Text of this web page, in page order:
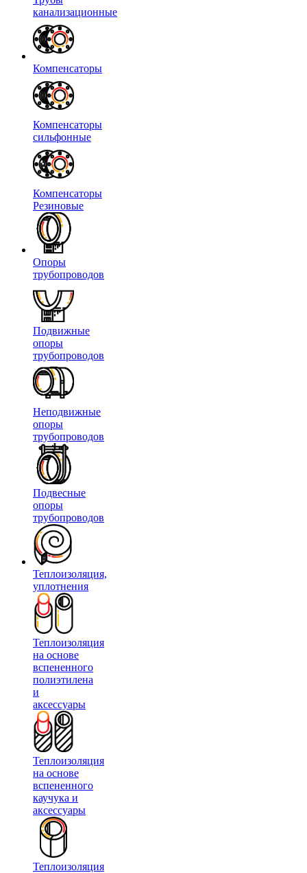
канализационные
Компенсаторы
Компенсаторы
сильфонные
Компенсаторы
Резиновые
Опоры
трубопроводов
Подвижные
опоры
трубопроводов
Неподвижные
опоры
трубопроводов
Подвесные
опоры
трубопроводов
Теплоизоляция,
уплотнения
Теплоизоляция
на основе
вспененного
полиэтилена
и
аксессуары
Теплоизоляция
на основе
вспененного
каучука и
аксессуары
Теплоизоляция